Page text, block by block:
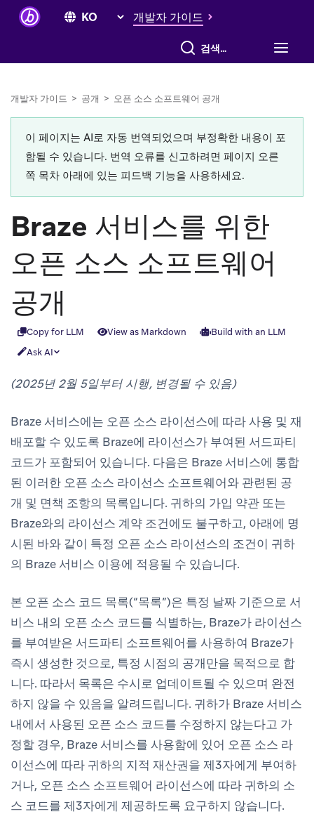
개발자 가이드
전체 검색
개발자 가이드 > 공개 > 오픈 소스 소프트웨어 공개
이 페이지는 AI로 자동 번역되었으며 부정확한 내용이 포
함될 수 있습니다. 번역 오류를 신고하려면 페이지 오른
쪽 목차 아래에 있는 피드백 기능을 사용하세요.
Braze 서비스를 위한
오픈 소스 소프트웨어
공개
Copy for LLM View as Markdown
Build with an LLM
Ask AI
(2025년 2월 5일부터 시행, 변경될 수 있음)
Braze 서비스에는 오픈 소스 라이선스에 따라 사용 및 재
배포할 수 있도록 Braze에 라이선스가 부여된 서드파티
코드가 포함되어 있습니다. 다음은 Braze 서비스에 통합
된 이러한 오픈 소스 라이선스 소프트웨어와 관련된 공
개 및 면책 조항의 목록입니다. 귀하의 가입 약관 또는
Braze와의 라이선스 계약 조건에도 불구하고, 아래에 명
시된 바와 같이 특정 오픈 소스 라이선스의 조건이 귀하
의 Braze 서비스 이용에 적용될 수 있습니다.
본 오픈 소스 코드 목록(“목록”)은 특정 날짜 기준으로 서
비스 내의 오픈 소스 코드를 식별하는, Braze가 라이선스
를 부여받은 서드파티 소프트웨어를 사용하여 Braze가
즉시 생성한 것으로, 특정 시점의 공개만을 목적으로 합
니다. 따라서 목록은 수시로 업데이트될 수 있으며 완전
하지 않을 수 있음을 알려드립니다. 귀하가 Braze 서비스
내에서 사용된 오픈 소스 코드를 수정하지 않는다고 가
정할 경우, Braze 서비스를 사용함에 있어 오픈 소스 라
이선스에 따라 귀하의 지적 재산권을 제3자에게 부여하
거나, 오픈 소스 소프트웨어 라이선스에 따라 귀하의 소
스 코드를 제3자에게 제공하도록 요구하지 않습니다.